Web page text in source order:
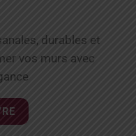
durables et
vos murs avec